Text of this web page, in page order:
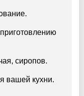
сиропов.
вашей кухни.